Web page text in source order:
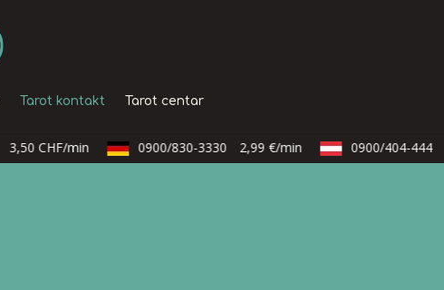
Tarot kontakt Tarot centar
3,50 CHF/min 0900/830-3330 2,99 €/min 0900/404-444